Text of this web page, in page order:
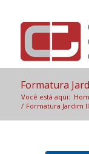
Formatura
Você está aqui:
/ Formatura Jardim